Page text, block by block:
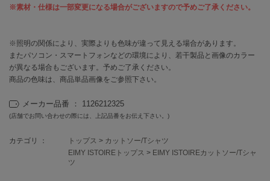
ETRÉ TOKYO
エトレトウキョウ
ey
FILA
※素材・仕様は一部変更になる場合がございますので予めご了承ください。
※照明の関係により、実際よりも色味が違って見える場合があります。
またパソコン・スマートフォンなどの環境により、若干製品と画像のカラー
が異なる場合もございます。予めご了承ください。
商品の色味は、商品単品画像をご参照下さい。
メーカー品番 ： 1126212325
(店舗でお問い合わせの際には、上記品番をお伝え下さい。)
カテゴリ ： トップス> カットソー/Tシャツ
EIMY ISTOIREトップス> EIMY ISTOIREカットソー/Tシャ
ツ